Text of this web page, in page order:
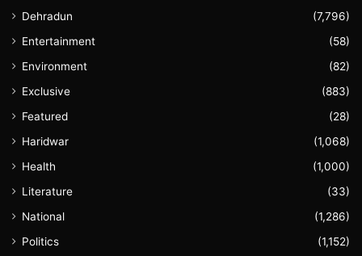
Dehradun
(7,796)
Entertainment
(58)
Environment
(82)
Exclusive
(883)
Featured
(28)
Haridwar
(1,068)
Health
(1,000)
Literature
(33)
National
(1,286)
Politics
(1,152)